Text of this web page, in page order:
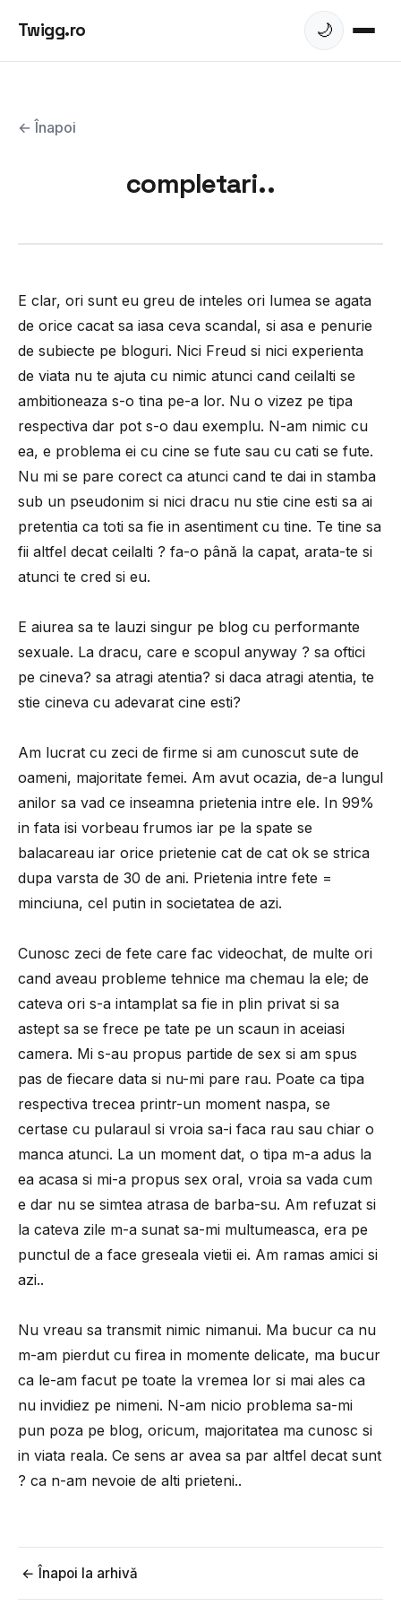
Twigg.ro 🌙
← Înapoi
completari..
E clar, ori sunt eu greu de inteles ori lumea se agata
de orice cacat sa iasa ceva scandal, si asa e penurie
de subiecte pe bloguri. Nici Freud si nici experienta
de viata nu te ajuta cu nimic atunci cand ceilalti se
ambitioneaza s-o tina pe-a lor. Nu o vizez pe tipa
respectiva dar pot s-o dau exemplu. N-am nimic cu
ea, e problema ei cu cine se fute sau cu cati se fute.
Nu mi se pare corect ca atunci cand te dai in stamba
sub un pseudonim si nici dracu nu stie cine esti sa ai
pretentia ca toti sa fie in asentiment cu tine. Te tine sa
fii altfel decat ceilalti ? fa-o până la capat, arata-te si
atunci te cred si eu.
E aiurea sa te lauzi singur pe blog cu performante
sexuale. La dracu, care e scopul anyway ? sa oftici
pe cineva? sa atragi atentia? si daca atragi atentia, te
stie cineva cu adevarat cine esti?
Am lucrat cu zeci de firme si am cunoscut sute de
oameni, majoritate femei. Am avut ocazia, de-a lungul
anilor sa vad ce inseamna prietenia intre ele. In 99%
in fata isi vorbeau frumos iar pe la spate se
balacareau iar orice prietenie cat de cat ok se strica
dupa varsta de 30 de ani. Prietenia intre fete =
minciuna, cel putin in societatea de azi.
Cunosc zeci de fete care fac videochat, de multe ori
cand aveau probleme tehnice ma chemau la ele; de
cateva ori s-a intamplat sa fie in plin privat si sa
astept sa se frece pe tate pe un scaun in aceiasi
camera. Mi s-au propus partide de sex si am spus
pas de fiecare data si nu-mi pare rau. Poate ca tipa
respectiva trecea printr-un moment naspa, se
certase cu pularaul si vroia sa-i faca rau sau chiar o
manca atunci. La un moment dat, o tipa m-a adus la
ea acasa si mi-a propus sex oral, vroia sa vada cum
e dar nu se simtea atrasa de barba-su. Am refuzat si
la cateva zile m-a sunat sa-mi multumeasca, era pe
punctul de a face greseala vietii ei. Am ramas amici si
azi..
Nu vreau sa transmit nimic nimanui. Ma bucur ca nu
m-am pierdut cu firea in momente delicate, ma bucur
ca le-am facut pe toate la vremea lor si mai ales ca
nu invidiez pe nimeni. N-am nicio problema sa-mi
pun poza pe blog, oricum, majoritatea ma cunosc si
in viata reala. Ce sens ar avea sa par altfel decat sunt
? ca n-am nevoie de alti prieteni..
← Înapoi la arhivă